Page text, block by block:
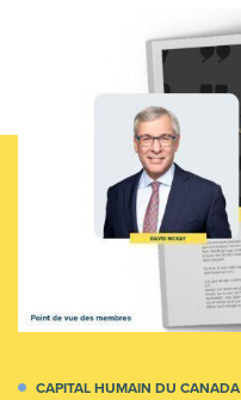
CAPITAL HUMAIN DU CANADA